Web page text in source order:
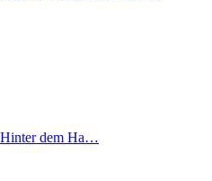
Hinter dem Ha…